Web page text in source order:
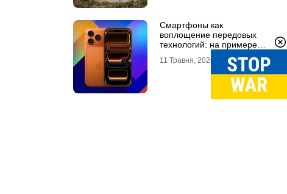
Смартфоны как
воплощение передовых
технологий: на примере
11 Травня, 2026